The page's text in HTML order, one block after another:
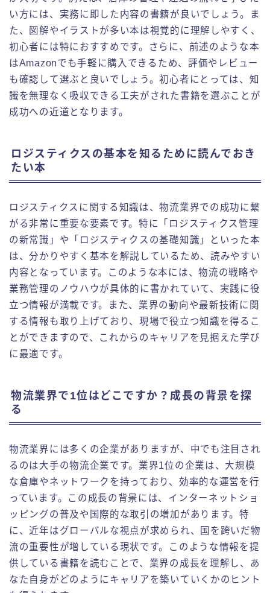
い方には、実務に即した内容の書籍が良いでしょう。ま
た、図解やイラストが多い本は視覚的に理解しやすく、
初心者には特におすすめです。さらに、前述のような本
はAmazonでも手軽に購入できるため、評価やレビュー
も確認して選ぶと良いでしょう。初心者にとっては、知
識を無理なく吸収できる工夫がされた書籍を選ぶことが
成功への近道となります。
ロジスティクスの基本を知るために読んでおき
たい本
ロジスティクスに関する知識は、物流業界での成功に繋
がる非常に重要な要素です。特に「ロジスティクス管理
の新常識」や「ロジスティクスの基礎知識」といった本
は、分かりやすく基本を解説しているため、読みやすい
内容となっています。このような本には、物流の戦略や
業務管理のノウハウが具体的に書かれていて、実践に役
立つ情報が満載です。また、業界の動向や最新技術に関
する情報も取り上げており、現場で役立つ知識を得るこ
とができますので、これからのキャリアを見据えた学び
に最適です。
物流業界で1位はどこですか？成長の背景を探
る
物流業界には多くの企業がありますが、中でも注目され
るのは大手の物流企業です。業界1位の企業は、大規模
な倉庫やネットワークを持っており、効率的な運営を行
っています。この成長の背景には、インターネットショ
ッピングの普及や国際的な取引の増加があります。特
に、近年はグローバルな視点が求められ、国を跨いだ物
流の重要性が増している現状です。このような情報を提
供している書籍を読むことで、業界の成長を理解し、あ
なた自身がどのようにキャリアを築いていくかのヒント